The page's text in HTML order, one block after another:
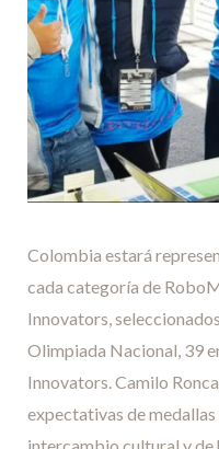
Colombia estará
cada categoría de
Innovators,
Olimpiada Nacional, 39
Innovators. Camilo
expectativas de
intercambio cultural y de